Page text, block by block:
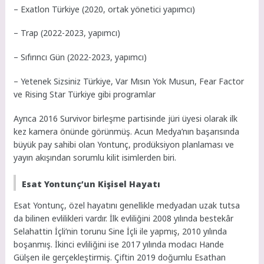
– Exatlon Türkiye (2020, ortak yönetici yapımcı)
– Trap (2022-2023, yapımcı)
– Sıfırıncı Gün (2022-2023, yapımcı)
– Yetenek Sizsiniz Türkiye, Var Mısın Yok Musun, Fear Factor
ve Rising Star Türkiye gibi programlar
Ayrıca 2016 Survivor birleşme partisinde jüri üyesi olarak ilk
kez kamera önünde görünmüş. Acun Medya’nın başarısında
büyük pay sahibi olan Yontunç, prodüksiyon planlaması ve
yayın akışından sorumlu kilit isimlerden biri.
Esat Yontunç’un Kişisel Hayatı
Esat Yontunç, özel hayatını genellikle medyadan uzak tutsa
da bilinen evlilikleri vardır. İlk evliliğini 2008 yılında bestekâr
Selahattin İçli’nin torunu Sine İçli ile yapmış, 2010 yılında
boşanmış. İkinci evliliğini ise 2017 yılında modacı Hande
Gülşen ile gerçekleştirmiş. Çiftin 2019 doğumlu Esathan